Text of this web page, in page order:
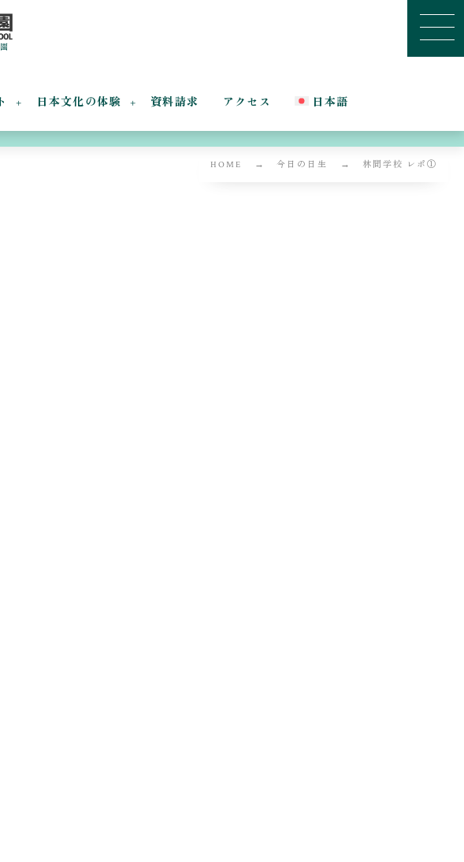
日本文化の体験 資料請求 アクセス 日本語
HOME 今日の日生 林間学校 レポ①